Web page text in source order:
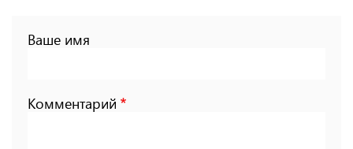
Ваше имя
Комментарий